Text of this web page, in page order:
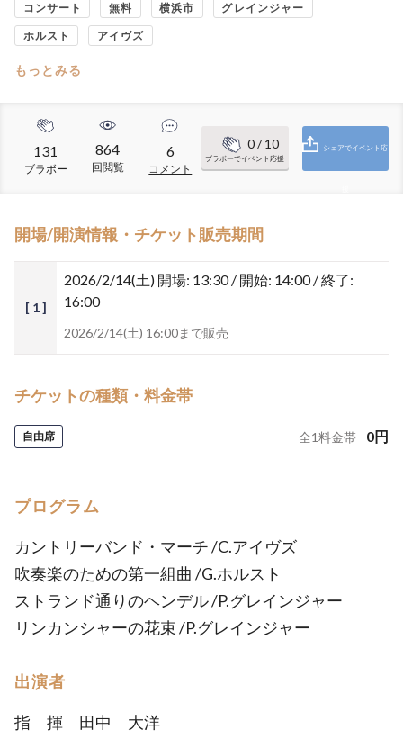
コンサート 無料 横浜市 グレインジャー
ホルスト アイヴズ
もっとみる
131
ブラボー
864
回閲覧
6
コメント
0/ 10
ブラボーでイベント応援
シェアでイベント応
開場/開演情報・チケット販売期間
[ 1 ]
2026/2/14(土) 開場: 13:30 / 開始: 14:00 / 終了:
16:00
2026/2/14(土) 16:00まで販売
チケットの種類・料金帯
自由席 全1料金帯 0円
プログラム
カントリーバンド・マーチ /C.アイヴズ
吹奏楽のための第一組曲 /G.ホルスト
ストランド通りのヘンデル /P.グレインジャー
リンカンシャーの花束 /P.グレインジャー
出演者
指 揮 田中 大洋